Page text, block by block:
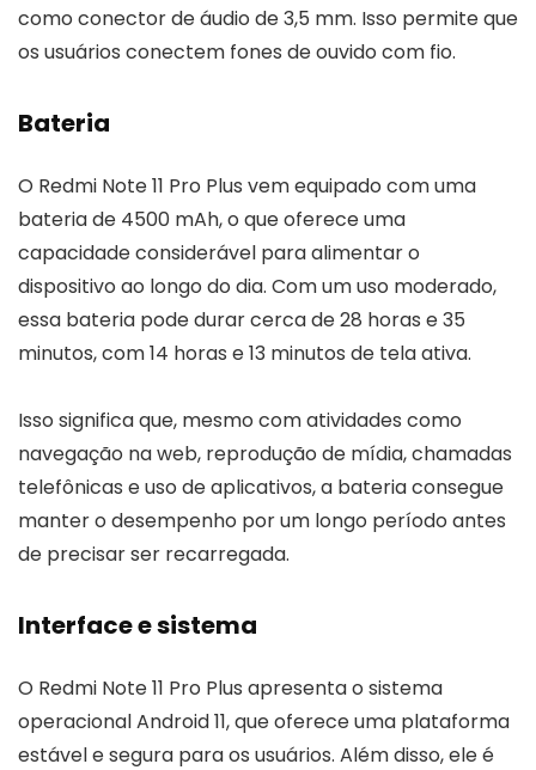
como conector de áudio de 3,5 mm. Isso permite que
os usuários conectem fones de ouvido com fio.
Bateria
O Redmi Note 11 Pro Plus vem equipado com uma
bateria de 4500 mAh, o que oferece uma
capacidade considerável para alimentar o
dispositivo ao longo do dia. Com um uso moderado,
essa bateria pode durar cerca de 28 horas e 35
minutos, com 14 horas e 13 minutos de tela ativa.
Isso significa que, mesmo com atividades como
navegação na web, reprodução de mídia, chamadas
telefônicas e uso de aplicativos, a bateria consegue
manter o desempenho por um longo período antes
de precisar ser recarregada.
Interface e sistema
O Redmi Note 11 Pro Plus apresenta o sistema
operacional Android 11, que oferece uma plataforma
estável e segura para os usuários. Além disso, ele é